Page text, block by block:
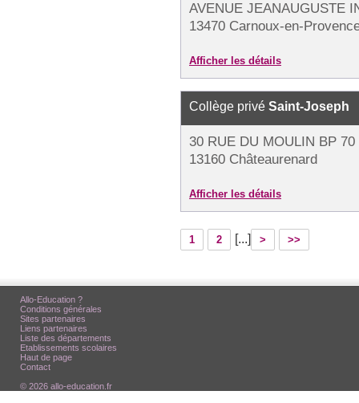
AVENUE JEANAUGUSTE
13470 Carnoux-en-
Afficher les détails
Collège privé Saint-Joseph
30 RUE DU MOULIN BP 70
13160 Châteaurenard
Afficher les détails
1 2 [...] > >>
Allo-Education ?
Conditions générales
Sites partenaires
Liens partenaires
Liste des départements
Etablissements scolaires
Haut de page
Contact
© 2026 allo-education.fr